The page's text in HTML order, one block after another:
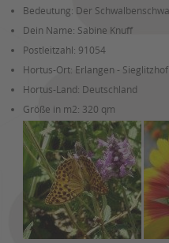
Bedeutung: Der
Dein Name: Sabine Knuff
Postleitzahl: 91054
Hortus-Ort: Erlangen - Sieglitzhof
Hortus-Land: Deutschland
Größe in m2: 320 qm